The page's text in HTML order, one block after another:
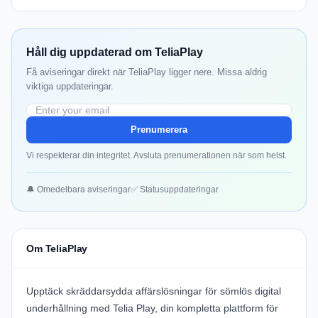
Håll dig uppdaterad om TeliaPlay
Få aviseringar direkt när TeliaPlay ligger nere. Missa aldrig
viktiga uppdateringar.
Prenumerera
Vi respekterar din integritet. Avsluta prenumerationen när som helst.
🔔 Omedelbara aviseringar✅ Statusuppdateringar
Om TeliaPlay
Upptäck skräddarsydda affärslösningar för sömlös digital
underhållning med Telia Play, din kompletta plattform för